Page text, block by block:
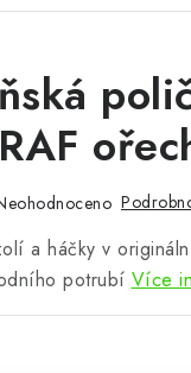
a háčky v
potrubí Více